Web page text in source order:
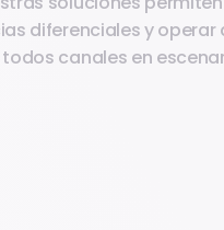
diferenciales y
canales en